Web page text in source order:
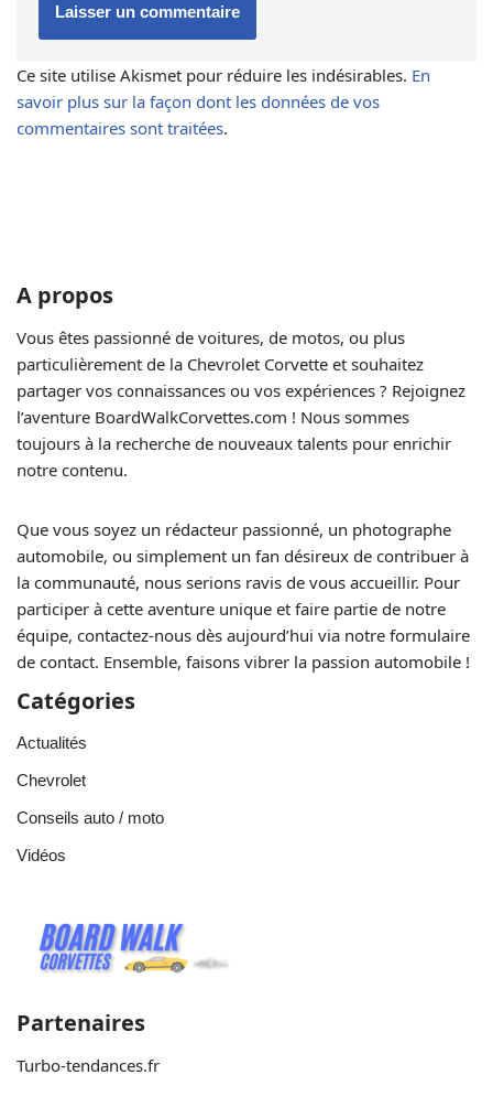
Ce site utilise Akismet pour réduire les indésirables. En
savoir plus sur la façon dont les données de vos
commentaires sont traitées.
A propos
Vous êtes passionné de voitures, de motos, ou plus
particulièrement de la Chevrolet Corvette et souhaitez
partager vos connaissances ou vos expériences ? Rejoignez
l’aventure BoardWalkCorvettes.com ! Nous sommes
toujours à la recherche de nouveaux talents pour enrichir
notre contenu.
Que vous soyez un rédacteur passionné, un photographe
automobile, ou simplement un fan désireux de contribuer à
la communauté, nous serions ravis de vous accueillir. Pour
participer à cette aventure unique et faire partie de notre
équipe, contactez-nous dès aujourd’hui via notre formulaire
de contact. Ensemble, faisons vibrer la passion automobile !
Catégories
Actualités
Chevrolet
Conseils auto / moto
Vidéos
Partenaires
Turbo-tendances.fr